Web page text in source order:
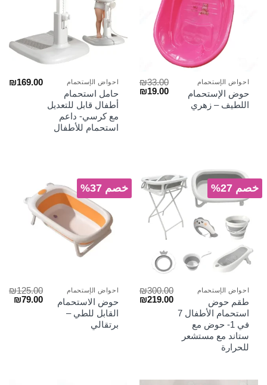
احواض الإستحمام
حوض الإستحمام
اللطيف – زهري
₪33.00
السعر₪19.00
الحالي
احواض الإستحمام
حامل استحمام
أطفال قابل للتعديل
مع كرسي- داعم
استحمام للأطفال
₪169.00
خصم 27%
احواض الإستحمام
طقم حوض
استحمام الأطفال 7
في 1- حوض مع
ستاند مع مستشعر
للحرارة
₪300.00
السعر ₪219.00
الحالي
خصم 37%
احواض الإستحمام
حوض الاستحمام
القابل للطي –
برتقالي
₪125.00
السعر₪79.00